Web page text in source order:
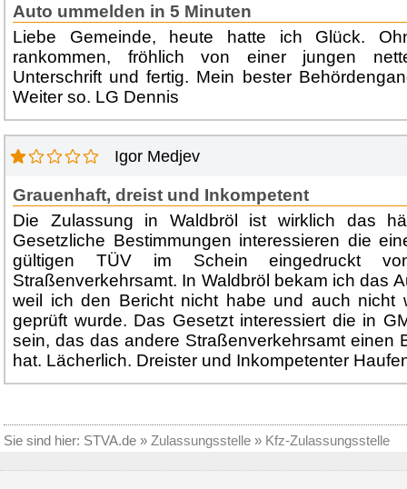
Auto ummelden in 5 Minuten
Liebe Gemeinde, heute hatte ich Glück.
rankommen, fröhlich von einer jungen
Unterschrift und fertig. Mein bester
Weiter so. LG Dennis
Igor Medjev
Grauenhaft, dreist und Inkompetent
Die Zulassung in Waldbröl ist wirklich das
Gesetzliche Bestimmungen interessieren die
gültigen TÜV im Schein eingedruckt
Straßenverkehrsamt. In Waldbröl bekam ich das
weil ich den Bericht nicht habe und auch nicht
geprüft wurde. Das Gesetzt interessiert die in
sein, das das andere Straßenverkehrsamt einen
hat. Lächerlich. Dreister und Inkompetenter
Sie sind hier: STVA.de » Zulassungsstelle » Kfz-Zulassungsstelle